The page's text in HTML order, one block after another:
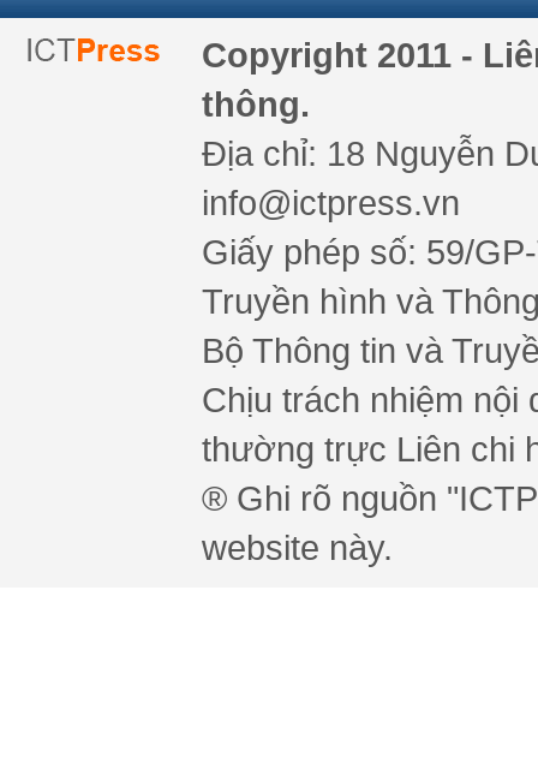
Copyright 2011 -
thông.
Địa chỉ: 18 Nguyễn
info@ictpress.vn
Giấy phép số: 59/
Truyền hình và
Bộ Thông tin và
Chịu trách nhiệm nội
thường trực Liên chi
® Ghi rõ nguồn
website này.